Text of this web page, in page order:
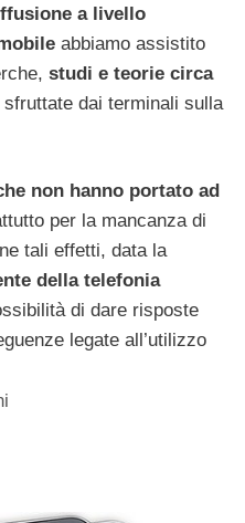
a livello
abbiamo assistito
studi e teorie circa
sfruttate dai terminali sulla
non hanno portato ad
per la mancanza di
tali effetti, data la
della telefonia
di dare risposte
legate all’utilizzo